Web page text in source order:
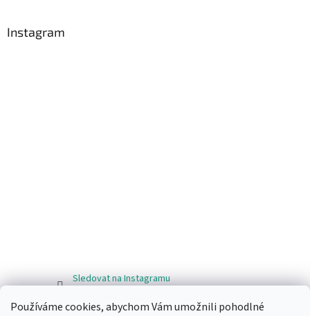
Používáme cookies, abychom Vám umožnili pohodlné
Instagram
Sledovat na Instagramu